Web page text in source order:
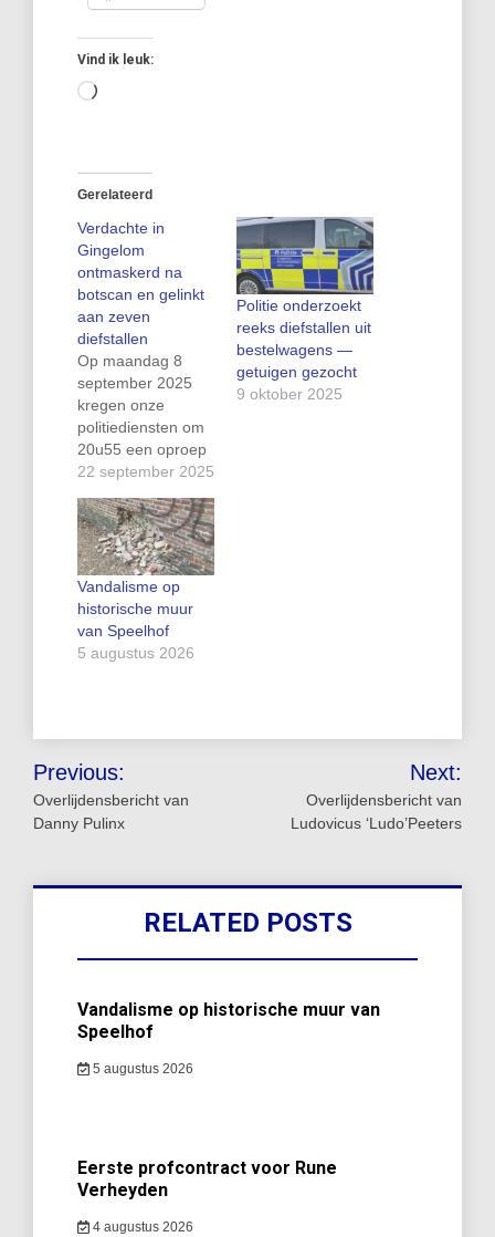
Vind ik leuk:
Aan
Gerelateerd
Verdachte in
Gingelom
ontmaskerd na
botscan en gelinkt
aan zeven
diefstallen
Op maandag 8
september 2025
kregen onze
politiediensten om
20u55 een oproep
van een verdachte
Gingelom. De
interventieploegen
- op aanwijzen van
alerte bewoners -
controleerden de
omgeving en
konden vrij snel
er nog
oproepen binnen
van diefstallen. Uit
verder…
22 september 2025
Politie onderzoekt
reeks diefstallen uit
bestelwagens —
getuigen gezocht
9 oktober 2025
Vandalisme op
historische muur
van Speelhof
5 augustus 2026
Bericht
navigatie
Previous:
Overlijdensbericht van
Danny Pulinx
Next:
Overlijdensbericht van
Ludovicus ‘Ludo’Peeters
RELATED POSTS
Vandalisme op historische muur van
Speelhof
5 augustus 2026
Eerste profcontract voor Rune
Verheyden
4 augustus 2026